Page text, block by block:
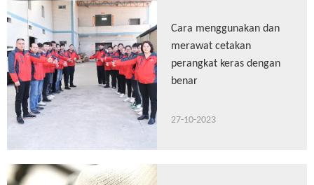
Cara menggunakan dan
merawat cetakan
perangkat keras dengan
benar
27-10-2023